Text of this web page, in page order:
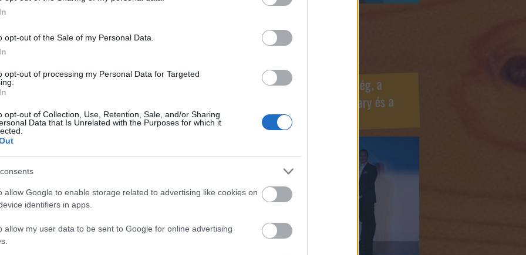
opt-out of the Sale of my Personal Data.
opt-out of processing my Personal Data for Targeted
opt-out of Collection, Use, Retention, Sale, and/or Sharing
Data that Is Unrelated with the Purposes for which it
allow Google to enable storage related to advertising like cookies on
identifiers in apps.
allow my user data to be sent to Google for online advertising
leghatékonyabb módszer a csatornák
legtöbb csatornán, próbálj ki ennél
a különféle platformok felhasználói is, ezért
érdekében érdemes néhány bevált
tegyél közzé a blogodban!
információkat és tedd közzé a
a YouTube-on!
gyors infógrafika mehet a Pinterestre!
Facebook oldaldoboz
Magyar Marketing Szövetség, a
KREATÍV, az Internet Hungary és a
turizmus szakma díjai